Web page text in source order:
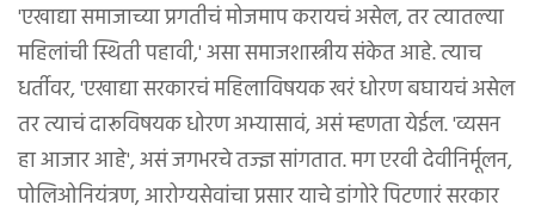
'एखाद्या समाजाच्या प्रगतीचं मोजमाप करायचं असेल, तर त्यातल्या
महिलांची स्थिती पहावी,' असा समाजशास्त्रीय संकेत आहे. त्याच
धर्तीवर, 'एखाद्या सरकारचं महिलाविषयक खरं धोरण बघायचं असेल
तर त्याचं दारूविषयक धोरण अभ्यासावं, असं म्हणता येईल. 'व्यसन
हा आजार आहे', असं जगभरचे तज्ज्ञ सांगतात. मग एरवी देवीनिर्मूलन,
पोलिओनियंत्रण, आरोग्यसेवांचा प्रसार याचे डांगोरे पिटणारं सरकार